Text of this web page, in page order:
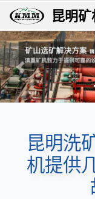
昆明矿
上一张
昆明洗
机提供